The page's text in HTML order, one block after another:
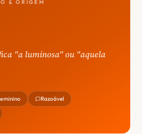
& ORIGEM
"a luminosa" ou "aquela
Razoável